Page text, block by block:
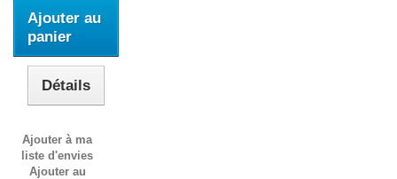
Ajouter au
panier
Détails
Ajouter à ma
liste d'envies
Ajouter au